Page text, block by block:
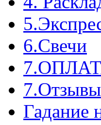
6.Свечи
7.Отзывы
Гадание